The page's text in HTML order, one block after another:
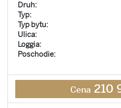
Druh:
Typ:
Typ bytu:
Ulica:
Loggia:
Poschodie:
Cena 210